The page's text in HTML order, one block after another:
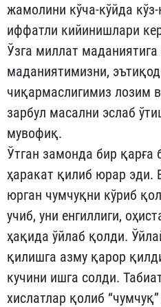
жамолини кўча-кўйда
иффатли кийинишлари
Ўзга миллат
маданиятимизни,
чиқармаслигимиз лозим
зарбул масални эслаб
мувофиқ.
Ўтган замонда бир қарға
ҳаракат қилиб юрар эди.
юрган чумчуқни кўриб
учиб, уни енгиллиги,
ҳақида ўйлаб қолди.
қилишга азму қарор
кучини ишга солди.
хислатлар қолиб